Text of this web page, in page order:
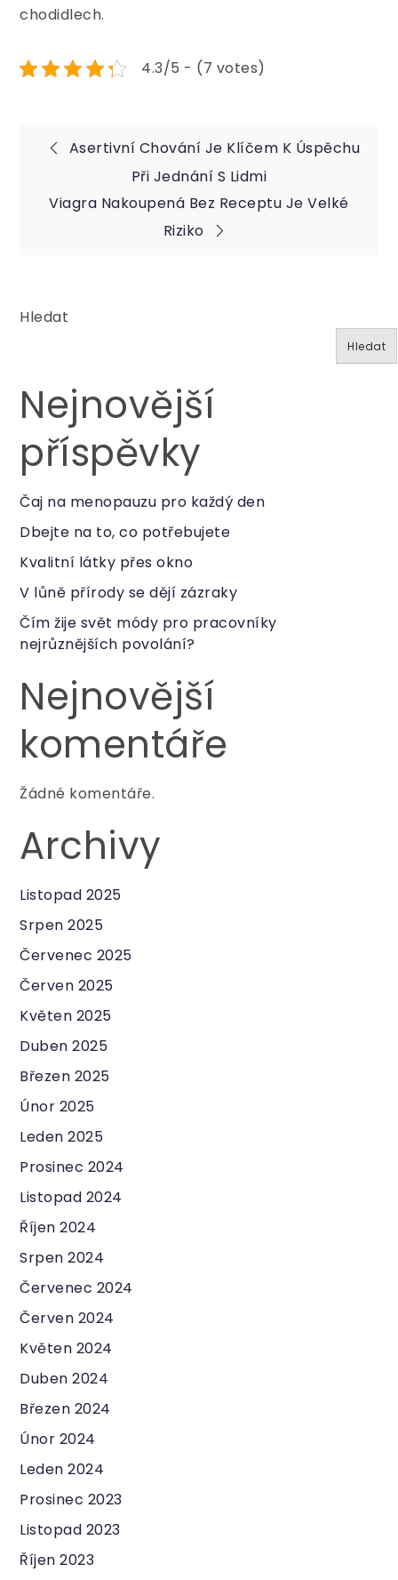
chodidlech.
4.3/5 - (7 votes)
Navigace
pro
příspěvek
Asertivní Chování Je Klíčem K Úspěchu
Při Jednání S Lidmi
Viagra Nakoupená Bez Receptu Je Velké
Riziko
Hledat
Hledat
Nejnovější
příspěvky
Čaj na menopauzu pro každý den
Dbejte na to, co potřebujete
Kvalitní látky přes okno
V lůně přírody se dějí zázraky
Čím žije svět módy pro pracovníky
nejrůznějších povolání?
Nejnovější
komentáře
Žádné komentáře.
Archivy
Listopad 2025
Srpen 2025
Červenec 2025
Červen 2025
Květen 2025
Duben 2025
Březen 2025
Únor 2025
Leden 2025
Prosinec 2024
Listopad 2024
Říjen 2024
Srpen 2024
Červenec 2024
Červen 2024
Květen 2024
Duben 2024
Březen 2024
Únor 2024
Leden 2024
Prosinec 2023
Listopad 2023
Říjen 2023